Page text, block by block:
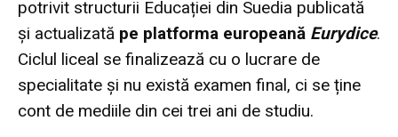
potrivit structurii Educației din Suedia publicată
și actualizată pe platforma europeană Eurydice.
Ciclul liceal se finalizează cu o lucrare de
specialitate și nu există examen final, ci se ține
cont de mediile din cei trei ani de studiu.